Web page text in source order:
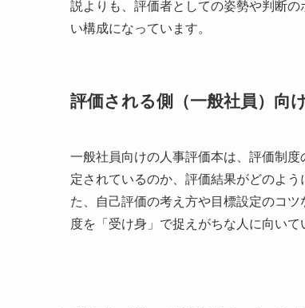
説よりも、評価者としての姿勢や判断
い構成になっています。
評価される側（一般社員）向
一般社員向けの人事評価本は、評価制
定されているのか、評価結果がどのよ
た、自己評価の考え方や目標設定のコ
度を「受け身」で捉えがちな人に向いて